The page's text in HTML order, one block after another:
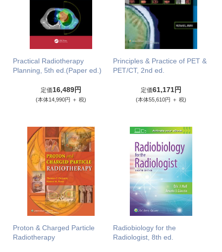
Practical Radiotherapy
Planning, 5th ed.(Paper ed.)
定価16,489円
(本体14,990円 ＋ 税)
Principles & Practice of PET &
PET/CT, 2nd ed.
定価61,171円
(本体55,610円 ＋ 税)
Proton & Charged Particle
Radiotherapy
Radiobiology for the
Radiologist, 8th ed.